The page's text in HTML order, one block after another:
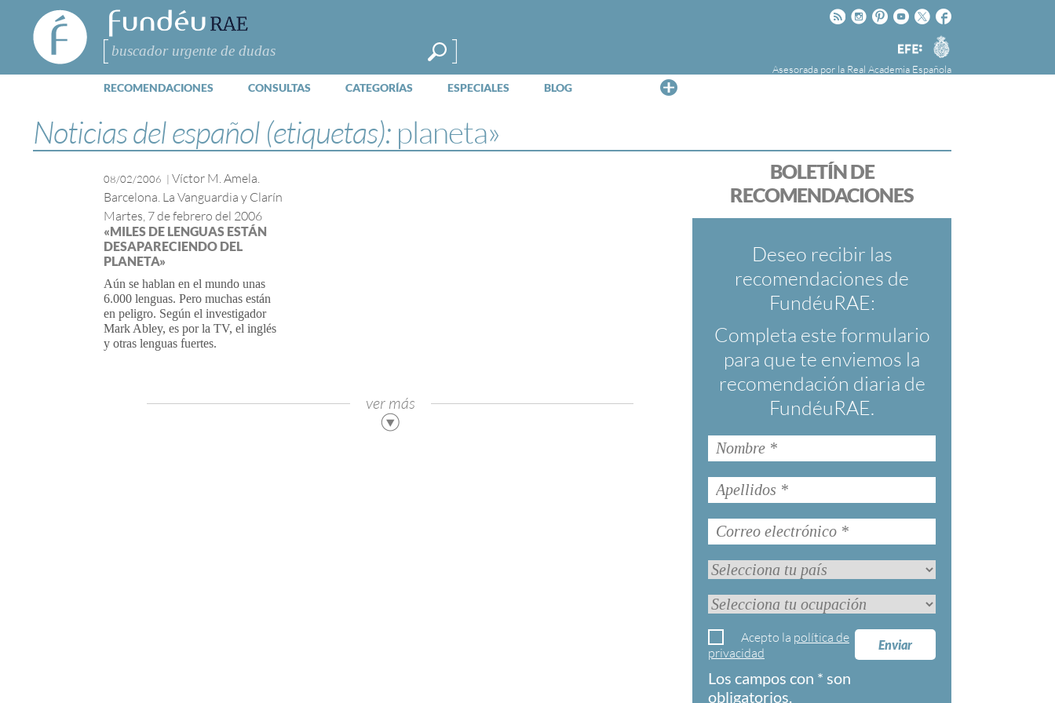
FundéuRAE
- Fundación
del Español
Urgente
Buscar
Facebook
Twitter
Youtube
Pinteres
Instagram
Rss
Agencia
EFE
Asesorada por la Real Academia Española
RECOMENDACIONES CONSULTAS CATEGORÍAS ESPECIALES BLOG
la Agencia Efe y la Real Academia Española,
cuyo objetivo es colaborar con el buen uso del
español en los medios de comunicación y en
Internet.
Noticias del español (etiquetas): planeta»
BOLETÍN DE
RECOMENDACIONES
Deseo recibir las
recomendaciones de
FundéuRAE:
Completa este formulario
para que te enviemos la
recomendación diaria de
FundéuRAE.
Enviar
Acepto la política de
privacidad
Los campos con * son
obligatorios.
08/02/2006 | Víctor M. Amela.
Barcelona. La Vanguardia y Clarín
Martes, 7 de febrero del 2006
«MILES DE LENGUAS ESTÁN
DESAPARECIENDO DEL
PLANETA»
Aún se hablan en el mundo unas
6.000 lenguas. Pero muchas están
en peligro. Según el investigador
Mark Abley, es por la TV, el inglés
y otras lenguas fuertes.
ver más